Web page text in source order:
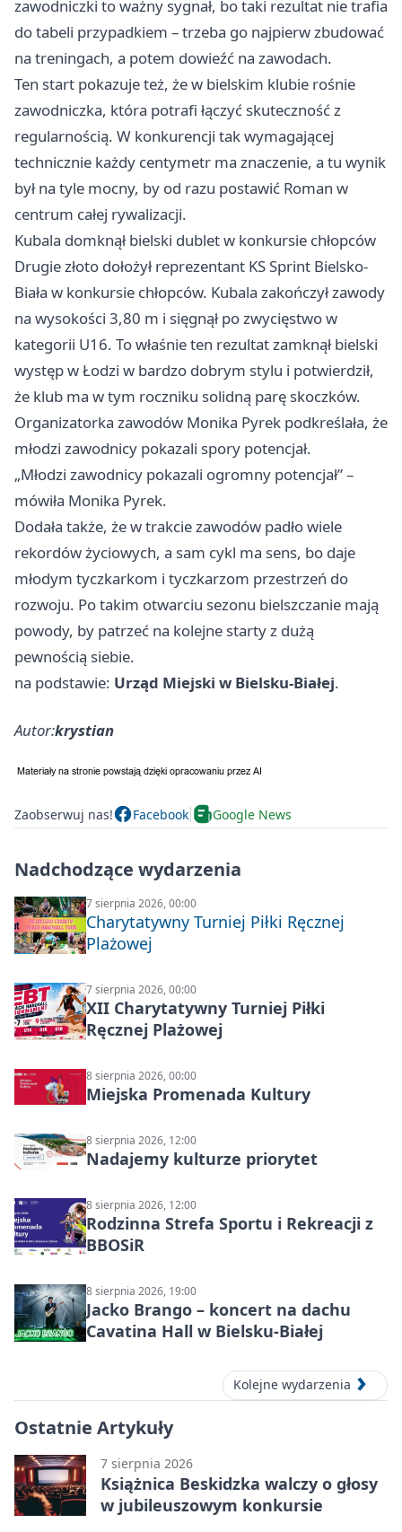
zawodniczki to ważny sygnał, bo taki rezultat nie trafia
do tabeli przypadkiem – trzeba go najpierw zbudować
na treningach, a potem dowieźć na zawodach.
Ten start pokazuje też, że w bielskim klubie rośnie
zawodniczka, która potrafi łączyć skuteczność z
regularnością. W konkurencji tak wymagającej
technicznie każdy centymetr ma znaczenie, a tu wynik
był na tyle mocny, by od razu postawić Roman w
centrum całej rywalizacji.
Kubala domknął bielski dublet w konkursie chłopców
Drugie złoto dołożył reprezentant KS Sprint Bielsko-
Biała w konkursie chłopców. Kubala zakończył zawody
na wysokości 3,80 m i sięgnął po zwycięstwo w
kategorii U16. To właśnie ten rezultat zamknął bielski
występ wŁodzi w bardzo dobrym stylu i potwierdził,
że klub ma w tym roczniku solidną parę skoczków.
Organizatorka zawodów Monika Pyrek podkreślała, że
młodzi zawodnicy pokazali spory potencjał.
„Młodzi zawodnicy pokazali ogromny potencjał” –
mówiła Monika Pyrek.
Dodała także, że w trakcie zawodów padło wiele
rekordów życiowych, a sam cykl ma sens, bo daje
młodym tyczkarkom i tyczkarzom przestrzeń do
rozwoju. Po takim otwarciu sezonu bielszczanie mają
powody, by patrzeć na kolejne starty z dużą
pewnością siebie.
na podstawie: Urząd Miejski w Bielsku-Białej.
Autor:krystian
Zaobserwuj nas! Facebook Google News
Nadchodzące wydarzenia
7 sierpnia 2026, 00:00
Charytatywny Turniej Piłki Ręcznej
Plażowej
7 sierpnia 2026, 00:00
XII Charytatywny Turniej Piłki
Ręcznej Plażowej
8 sierpnia 2026, 00:00
Miejska Promenada Kultury
8 sierpnia 2026, 12:00
Nadajemy kulturze priorytet
8 sierpnia 2026, 12:00
Rodzinna Strefa Sportu i Rekreacji z
BBOSiR
8 sierpnia 2026, 19:00
Jacko Brango – koncert na dachu
Cavatina Hall w Bielsku-Białej
Kolejne wydarzenia
Ostatnie Artykuły
7 sierpnia 2026
Książnica Beskidzka walczy o głosy
w jubileuszowym konkursie